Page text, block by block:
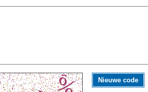
Nieuwe code